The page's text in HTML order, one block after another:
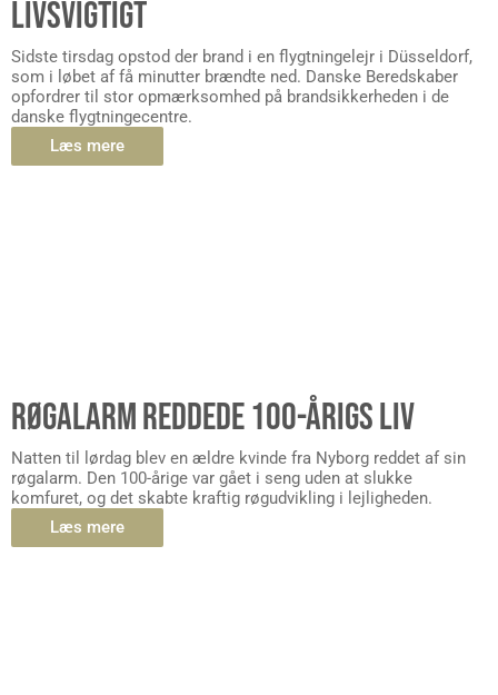
LIVSVIGTIGT
Sidste tirsdag opstod der brand i en flygtningelejr i Düsseldorf,
som i løbet af få minutter brændte ned. Danske Beredskaber
opfordrer til stor opmærksomhed på brandsikkerheden i de
danske flygtningecentre.
Læs mere
RØGALARM REDDEDE 100-ÅRIGS LIV
Natten til lørdag blev en ældre kvinde fra Nyborg reddet af sin
røgalarm. Den 100-årige var gået i seng uden at slukke
komfuret, og det skabte kraftig røgudvikling i lejligheden.
Læs mere